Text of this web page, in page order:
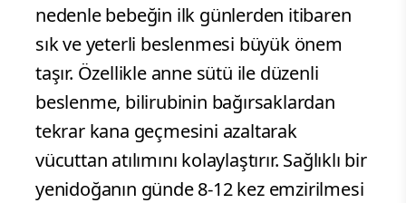
nedenle bebeğin ilk günlerden itibaren
sık ve yeterli beslenmesi büyük önem
taşır. Özellikle anne sütü ile düzenli
beslenme, bilirubinin bağırsaklardan
tekrar kana geçmesini azaltarak
vücuttan atılımını kolaylaştırır. Sağlıklı bir
yenidoğanın günde 8-12 kez emzirilmesi